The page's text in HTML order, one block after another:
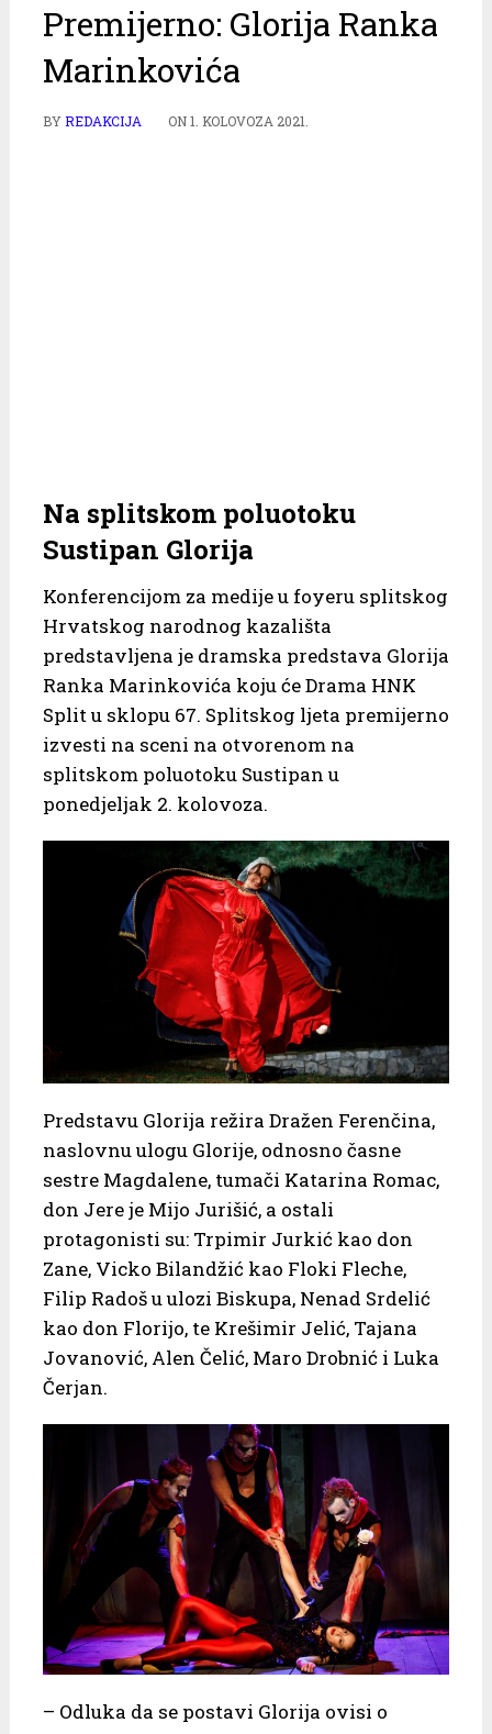
Premijerno: Glorija Ranka
Marinkovića
BYREDAKCIJA ON1. KOLOVOZA 2021.
Na splitskom poluotoku
Sustipan Glorija
Konferencijom za medije u foyeru splitskog
Hrvatskog narodnog kazališta
predstavljena je dramska predstava Glorija
Ranka Marinkovića koju će Drama HNK
Split u sklopu 67. Splitskog ljeta premijerno
izvesti na sceni na otvorenom na
splitskom poluotoku Sustipan u
ponedjeljak 2. kolovoza.
Predstavu Glorija režira Dražen Ferenčina,
naslovnu ulogu Glorije, odnosno časne
sestre Magdalene, tumači Katarina Romac,
don Jere je Mijo Jurišić, a ostali
protagonisti su: Trpimir Jurkić kao don
Zane, Vicko Bilandžić kao Floki Fleche,
Filip Radoš u ulozi Biskupa, Nenad Srdelić
kao don Florijo, te Krešimir Jelić, Tajana
Jovanović, Alen Čelić, Maro Drobnić i Luka
Čerjan.
– Odluka da se postavi Glorija ovisi o